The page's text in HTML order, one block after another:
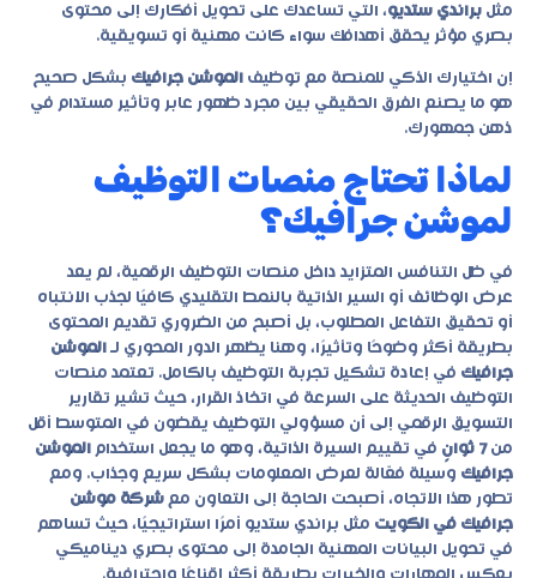
مثل براندي ستديو، التي تساعدك على تحويل أفكارك إلى محتوى
بصري مؤثر يحقق أهدافك سواء كانت مهنية أو تسويقية.
إن اختيارك الذكي للمنصة مع توظيف الموشن جرافيك بشكل صحيح
هو ما يصنع الفرق الحقيقي بين مجرد ظهور عابر وتأثير مستدام في
ذهن جمهورك.
لماذا تحتاج منصات التوظيف
لموشن جرافيك؟
في ظل التنافس المتزايد داخل منصات التوظيف الرقمية، لم يعد
عرض الوظائف أو السير الذاتية بالنمط التقليدي كافيًا لجذب الانتباه
أو تحقيق التفاعل المطلوب، بل أصبح من الضروري تقديم المحتوى
بطريقة أكثر وضوحًا وتأثيرًا، وهنا يظهر الدور المحوري لـ الموشن
جرافيك في إعادة تشكيل تجربة التوظيف بالكامل. تعتمد منصات
التوظيف الحديثة على السرعة في اتخاذ القرار، حيث تشير تقارير
التسويق الرقمي إلى أن مسؤولي التوظيف يقضون في المتوسط أقل
من7 ثوانٍ في تقييم السيرة الذاتية، وهو ما يجعل استخدام الموشن
جرافيك وسيلة فعّالة لعرض المعلومات بشكل سريع وجذاب. ومع
تطور هذا الاتجاه، أصبحت الحاجة إلى التعاون مع شركة موشن
جرافيك في الكويت مثل براندي ستديو أمرًا استراتيجيًا، حيث تساهم
في تحويل البيانات المهنية الجامدة إلى محتوى بصري ديناميكي